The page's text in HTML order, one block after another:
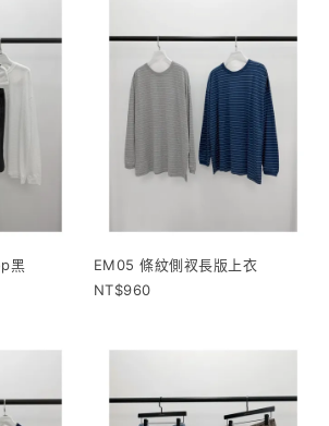
黑
EM05 條紋側衩長版上衣
960